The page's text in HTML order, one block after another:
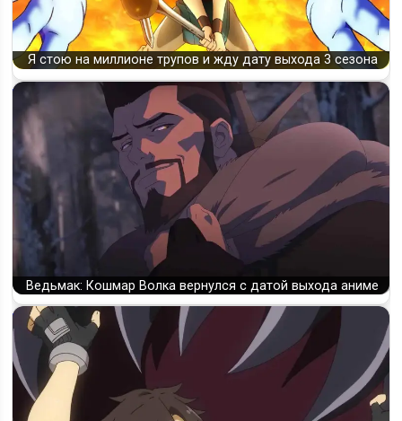
Я стою на миллионе трупов и жду дату выхода 3 сезона
Ведьмак: Кошмар Волка вернулся с датой выхода аниме